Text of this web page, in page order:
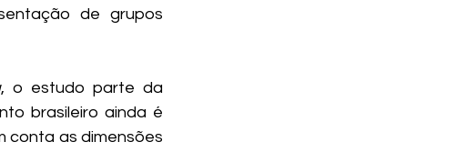
de grupos
, o estudo parte da
brasileiro ainda é
conta as dimensões